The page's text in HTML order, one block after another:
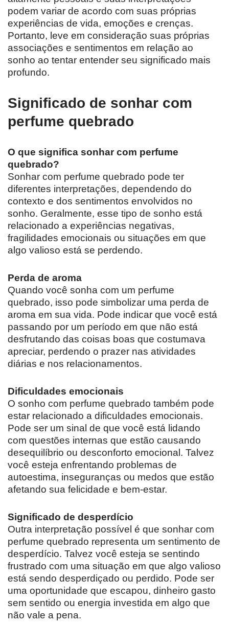
podem variar de acordo com suas próprias
experiências de vida, emoções e crenças.
Portanto, leve em consideração suas próprias
associações e sentimentos em relação ao
sonho ao tentar entender seu significado mais
profundo.
Significado de sonhar com
perfume quebrado
O que significa sonhar com perfume
quebrado?
Sonhar com perfume quebrado pode ter
diferentes interpretações, dependendo do
contexto e dos sentimentos envolvidos no
sonho. Geralmente, esse tipo de sonho está
relacionado a experiências negativas,
fragilidades emocionais ou situações em que
algo valioso está se perdendo.
Perda de aroma
Quando você sonha com um perfume
quebrado, isso pode simbolizar uma perda de
aroma em sua vida. Pode indicar que você está
passando por um período em que não está
desfrutando das coisas boas que costumava
apreciar, perdendo o prazer nas atividades
diárias e nos relacionamentos.
Dificuldades emocionais
O sonho com perfume quebrado também pode
estar relacionado a dificuldades emocionais.
Pode ser um sinal de que você está lidando
com questões internas que estão causando
desequilíbrio ou desconforto emocional. Talvez
você esteja enfrentando problemas de
autoestima, inseguranças ou medos que estão
afetando sua felicidade e bem-estar.
Significado de desperdício
Outra interpretação possível é que sonhar com
perfume quebrado representa um sentimento de
desperdício. Talvez você esteja se sentindo
frustrado com uma situação em que algo valioso
está sendo desperdiçado ou perdido. Pode ser
uma oportunidade que escapou, dinheiro gasto
sem sentido ou energia investida em algo que
não vale a pena.